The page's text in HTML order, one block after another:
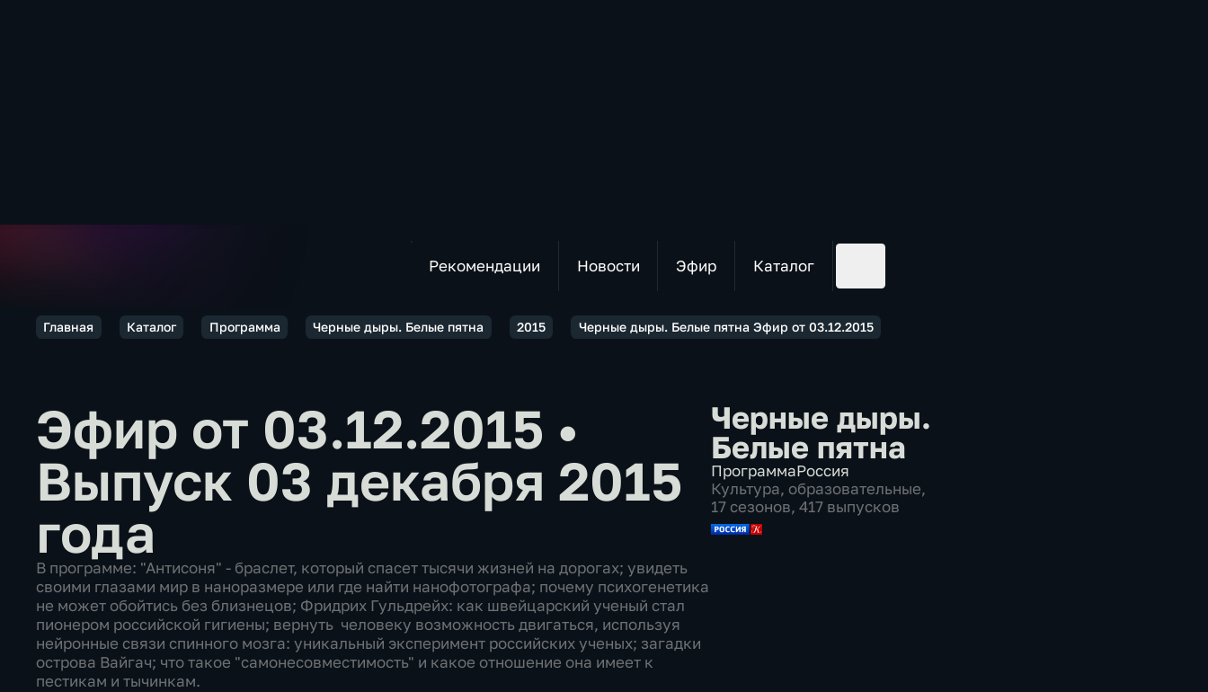
Рекомендации Новости Эфир Каталог
Главная Каталог Программа Черные дыры. Белые пятна 2015 Черные дыры. Белые пятна Эфир от 03.12.2015
Эфир от 03.12.2015 •
Выпуск 03 декабря 2015
года
В программе: "Антисоня" - браслет, который спасет тысячи жизней на дорогах; увидеть
своими глазами мир в наноразмере или где найти нанофотографа; почему психогенетика
не может обойтись без близнецов; Фридрих Гульдрейх: как швейцарский ученый стал
пионером российской гигиены; вернуть человеку возможность двигаться, используя
нейронные связи спинного мозга: уникальный эксперимент российских ученых; загадки
острова Вайгач; что такое "самонесовместимость" и какое отношение она имеет к
пестикам и тычинкам.
Черные дыры.
Белые пятна
ПрограммаРоссия
Культура, образовательные,
17 сезонов, 417 выпусков